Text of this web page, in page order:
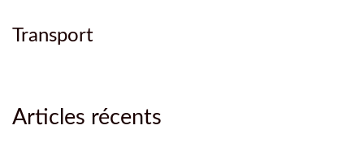
Transport
Articles récents